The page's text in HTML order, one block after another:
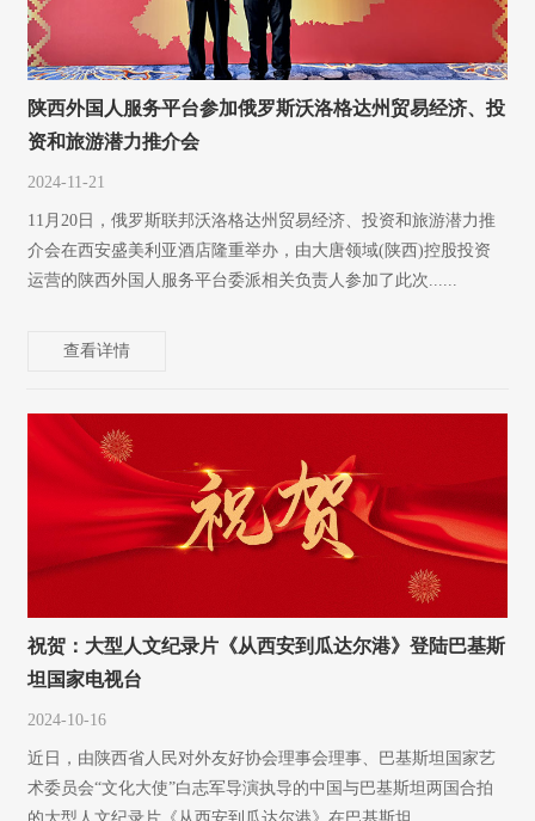
陕西外国人服务平台参加俄罗斯沃洛格达州贸易经济、投
资和旅游潜力推介会
2024-11-21
11月20日，俄罗斯联邦沃洛格达州贸易经济、投资和旅游潜力推
介会在西安盛美利亚酒店隆重举办，由大唐领域(陕西)控股投资
运营的陕西外国人服务平台委派相关负责人参加了此次......
查看详情
祝贺：大型人文纪录片《从西安到瓜达尔港》登陆巴基斯
坦国家电视台
2024-10-16
近日，由陕西省人民对外友好协会理事会理事、巴基斯坦国家艺
术委员会“文化大使”白志军导演执导的中国与巴基斯坦两国合拍